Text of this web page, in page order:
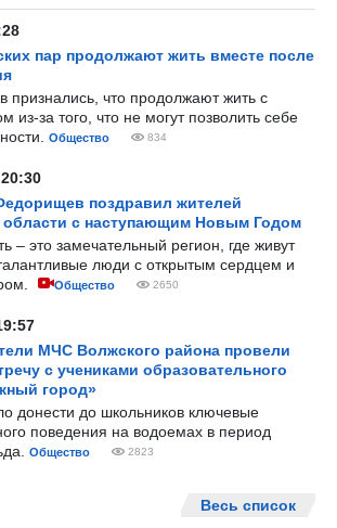
пар продолжают жить вместе после
признались, что продолжают жить с
из-за того, что не могут позволить себе
Общество 834
20:30
поздравил жителей
области с наступающим Новым Годом
– это замечательный регион, где живут
люди с открытым сердцем и
Общество 2650
МЧС Волжского района провели
с учениками образовательного
город»
донести до школьников ключевые
поведения на водоемах в период
Общество 2823
Весь список